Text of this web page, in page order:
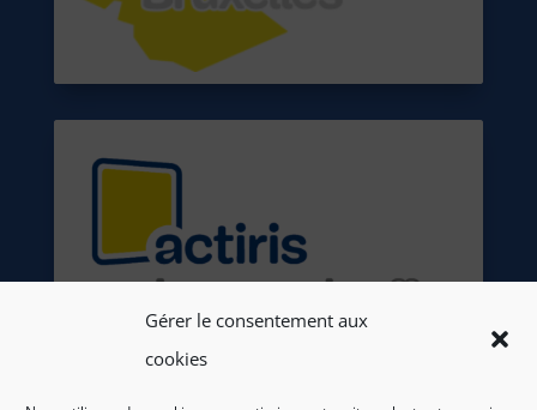
Gérer le consentement aux
cookies